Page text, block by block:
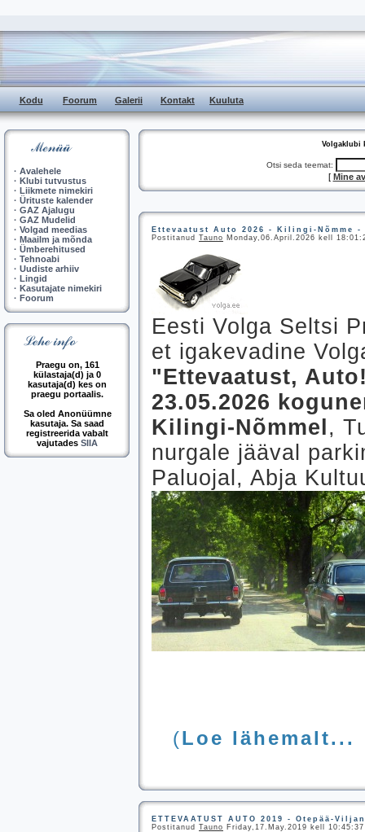
Kodu Foorum Galerii Kontakt Kuuluta
· Avalehele
· Klubi tutvustus
· Liikmete nimekiri
· Ürituste kalender
· GAZ Ajalugu
· GAZ Mudelid
· Volgad meedias
· Maailm ja mõnda
· Ümberehitused
· Tehnoabi
· Uudiste arhiiv
· Lingid
· Kasutajate nimekiri
· Foorum
Praegu on, 161
külastaja(d) ja 0
kasutaja(d) kes on
praegu portaalis.
Sa oled Anonüümne
kasutaja. Sa saad
registreerida vabalt
vajutades SIIA
Volgaklubi
Otsi seda teemat:
[ Mine
Ettevaatust Auto 2026 - Kilingi-Nõmme
Postitanud Tauno Monday,06.April.2026 kell
Eesti Volga Seltsi
et igakevadine
"Ettevaatust,
23.05.2026
Kilingi-Nõmmel ,
nurgale jääval
Paluojal, Abja
(Loe lähemalt...
ETTEVAATUST AUTO 2019 - Otepää-
Postitanud Tauno Friday,17.May.2019 kell